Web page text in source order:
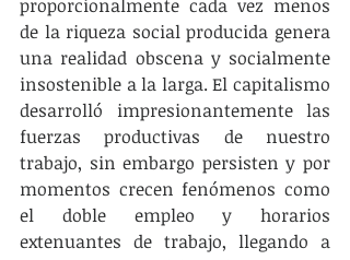
proporcionalmente cada vez menos
de la riqueza social producida genera
una realidad obscena y socialmente
insostenible a la larga. El capitalismo
desarrolló impresionantemente las
fuerzas productivas de nuestro
trabajo, sin embargo persisten y por
momentos crecen fenómenos como
el doble empleo y horarios
extenuantes de trabajo, llegando a